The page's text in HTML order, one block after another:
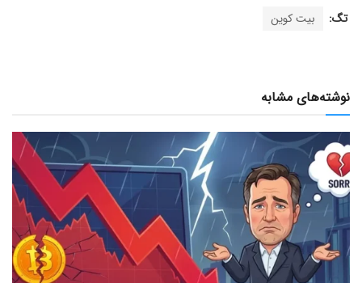
تگ: بیت کوین
نوشته‌های مشابه